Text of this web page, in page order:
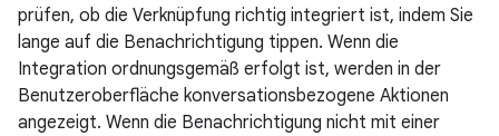
prüfen, ob die Verknüpfung richtig integriert ist, indem Sie
lange auf die Benachrichtigung tippen. Wenn die
Integration ordnungsgemäß erfolgt ist, werden in der
Benutzeroberfläche konversationsbezogene Aktionen
angezeigt. Wenn die Benachrichtigung nicht mit einer